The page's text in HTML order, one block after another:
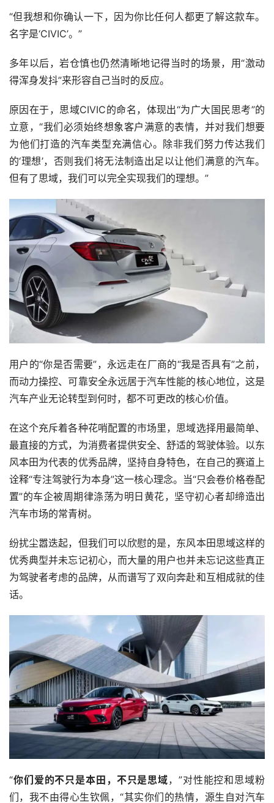
“但我想和你确认一下，因为你比任何人都更了解这款车。
名字是‘CIVIC’。”
多年以后，岩仓慎也仍然清晰地记得当时的场景，用“激动
得浑身发抖”来形容自己当时的反应。
原因在于，思域CIVIC的命名，体现出“为广大国民思考”的
立意，“我们必须始终想象客户满意的表情，并对我们想要
为他们打造的汽车类型充满信心。除非我们努力传达我们
的‘理想’，否则我们将无法制造出足以让他们满意的汽车。
但有了思域，我们可以完全实现我们的理想。”
用户的“你是否需要”，永远走在厂商的“我是否具有”之前，
而动力操控、可靠安全永远居于汽车性能的核心地位，这是
汽车产业无论转型到何时，都不可更改的核心价值。
在这个充斥着各种花哨配置的市场里，思域选择用最简单、
最直接的方式，为消费者提供安全、舒适的驾驶体验。以东
风本田为代表的优秀品牌，坚持自身特色，在自己的赛道上
诠释“专注驾驶行为本身”这一核心理念。当“只会卷价格卷配
置”的车企被周期律涤荡为明日黄花，坚守初心者却缔造出
汽车市场的常青树。
纷扰尘嚣迭起，但我们可以欣慰的是，东风本田思域这样的
优秀典型并未忘记初心，而大量的用户也并未忘记这些真正
为驾驶者考虑的品牌，从而谱写了双向奔赴和互相成就的佳
话。
“你们爱的不只是本田，不只是思域，”对性能控和思域粉
们，我不由得心生钦佩，“其实你们的热情，源生自对汽车